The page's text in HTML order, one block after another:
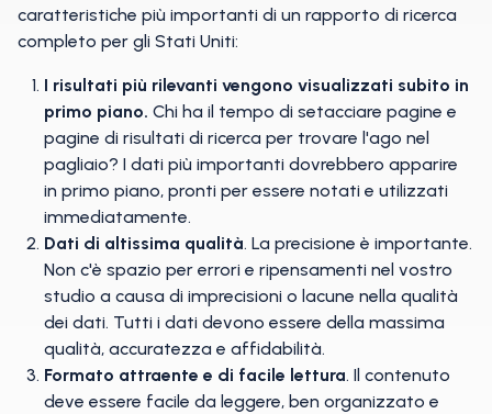
caratteristiche più importanti di un rapporto di ricerca
completo per gli Stati Uniti:
I risultati più rilevanti vengono visualizzati subito in
primo piano. Chi ha il tempo di setacciare pagine e
pagine di risultati di ricerca per trovare l'ago nel
pagliaio? I dati più importanti dovrebbero apparire
in primo piano, pronti per essere notati e utilizzati
immediatamente.
Dati di altissima qualità. La precisione è importante.
Non c'è spazio per errori e ripensamenti nel vostro
studio a causa di imprecisioni o lacune nella qualità
dei dati. Tutti i dati devono essere della massima
qualità, accuratezza e affidabilità.
Formato attraente e di facile lettura. Il contenuto
deve essere facile da leggere, ben organizzato e